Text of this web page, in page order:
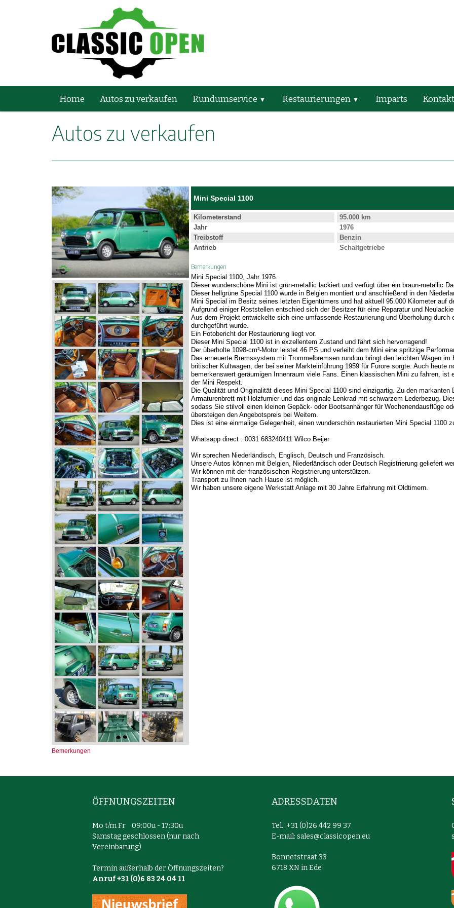
Home Autos zu verkaufen Rundumservice Restaurierungen Imparts Kontakt
Autos zu verkaufen
Bemerkungen
Mini Special 1100
Kilometerstand
95.000 km
Jahr
1976
Treibstoff
Benzin
Antrieb
Schaltgetriebe
Bemerkungen
Mini Special 1100, Jahr 1976.
Dieser wunderschöne Mini ist grün-metallic lackiert und verfügt über ein braun-metallic
Dieser hellgrüne Special 1100 wurde in Belgien montiert und anschließend in den
Mini Special im Besitz seines letzten Eigentümers und hat aktuell 95.000 Kilometer auf
Aufgrund einiger Roststellen entschied sich der Besitzer für eine Reparatur und
Aus dem Projekt entwickelte sich eine umfassende Restaurierung und Überholung
durchgeführt wurde.
Ein Fotobericht der Restaurierung liegt vor.
Dieser Mini Special 1100 ist in exzellentem Zustand und fährt sich hervorragend!
Der überholte 1098-cm³-Motor leistet 46 PS und verleiht dem Mini eine spritzige
Das erneuerte Bremssystem mit Trommelbremsen rundum bringt den leichten Wagen
britischer Kultwagen, der bei seiner Markteinführung 1959 für Furore sorgte. Auch heute
bemerkenswert geräumigen Innenraum viele Fans. Einen klassischen Mini zu fahren,
der Mini Respekt.
Die Qualität und Originalität dieses Mini Special 1100 sind einzigartig. Zu den
Armaturenbrett mit Holzfurnier und das originale Lenkrad mit schwarzem Lederbezug.
sodass Sie stilvoll einen kleinen Gepäck- oder Bootsanhänger für Wochenendausflüge
übersteigen den Angebotspreis bei Weitem.
Dies ist eine einmalige Gelegenheit, einen wunderschön restaurierten Mini Special 1100
Whatsapp direct : 0031 683240411 Wilco Beijer
Wir sprechen Niederländisch, Englisch, Deutsch und Französisch.
Unsere Autos können mit Belgien, Niederländisch oder Deutsch Registrierung geliefert
Wir können mit der französischen Registrierung unterstützen.
Transport zu Ihnen nach Hause ist möglich.
Wir haben unsere eigene Werkstatt Anlage mit 30 Jahre Erfahrung mit Oldtimern.
ÖFFNUNGSZEITEN
Mo t/m Fr 09:00u - 17:30u
Samstag geschlossen (nur nach
Vereinbarung)
Termin außerhalb der Öffnungszeiten?
Anruf +31 (0)6 83 24 04 11
ADRESSDATEN
Tel.: +31 (0)26 442 99 37
E-mail:sales@classicopen.eu
Bonnetstraat 33
6718 XN in Ede